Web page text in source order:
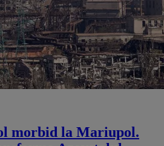
morbid la Mariupol.